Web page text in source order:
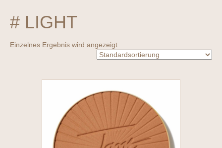
# LIGHT
Einzelnes Ergebnis wird angezeigt